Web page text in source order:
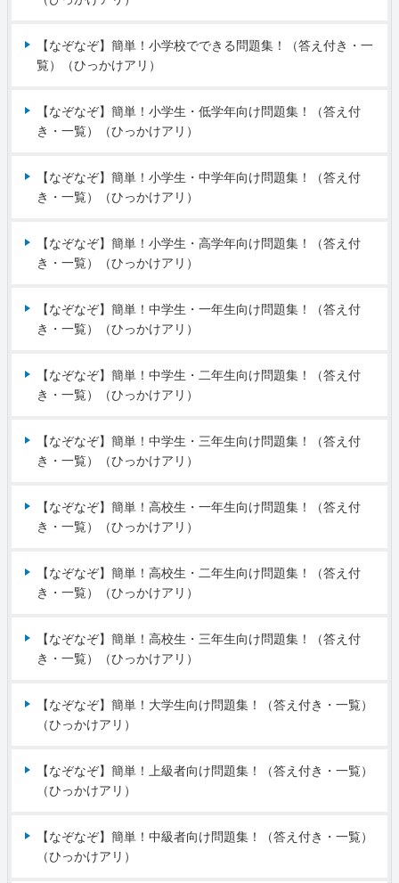
【なぞなぞ】簡単！小学校でできる問題集！（答え付き・一
覧）（ひっかけアリ）
【なぞなぞ】簡単！小学生・低学年向け問題集！（答え付
き・一覧）（ひっかけアリ）
【なぞなぞ】簡単！小学生・中学年向け問題集！（答え付
き・一覧）（ひっかけアリ）
【なぞなぞ】簡単！小学生・高学年向け問題集！（答え付
き・一覧）（ひっかけアリ）
【なぞなぞ】簡単！中学生・一年生向け問題集！（答え付
き・一覧）（ひっかけアリ）
【なぞなぞ】簡単！中学生・二年生向け問題集！（答え付
き・一覧）（ひっかけアリ）
【なぞなぞ】簡単！中学生・三年生向け問題集！（答え付
き・一覧）（ひっかけアリ）
【なぞなぞ】簡単！高校生・一年生向け問題集！（答え付
き・一覧）（ひっかけアリ）
【なぞなぞ】簡単！高校生・二年生向け問題集！（答え付
き・一覧）（ひっかけアリ）
【なぞなぞ】簡単！高校生・三年生向け問題集！（答え付
き・一覧）（ひっかけアリ）
【なぞなぞ】簡単！大学生向け問題集！（答え付き・一覧）
（ひっかけアリ）
【なぞなぞ】簡単！上級者向け問題集！（答え付き・一覧）
（ひっかけアリ）
【なぞなぞ】簡単！中級者向け問題集！（答え付き・一覧）
（ひっかけアリ）